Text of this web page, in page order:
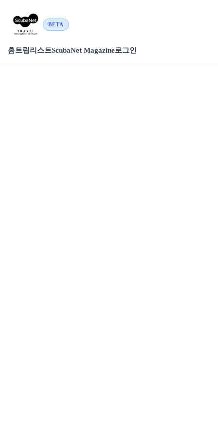
BETA
홈트립리스트ScubaNet Magazine로그인